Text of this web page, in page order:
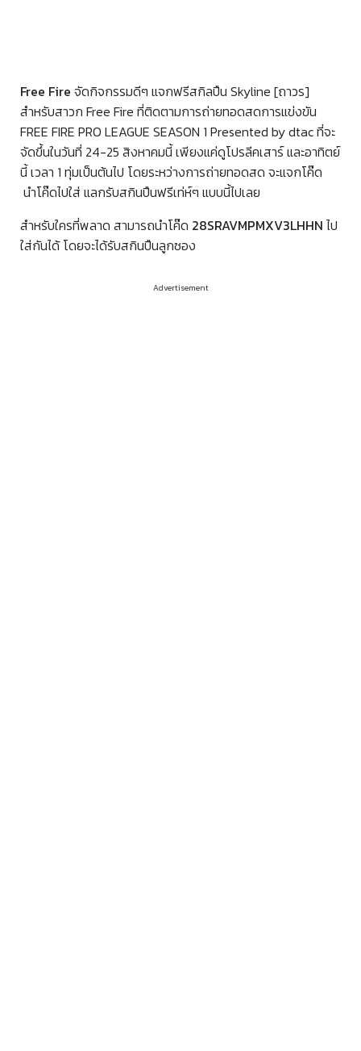
Free Fire จัดกิจกรรมดีๆ แจกฟรีสกิลปืน Skyline [ถาวร]
สำหรับสาวก Free Fire ที่ติดตามการถ่ายทอดสดการแข่งขัน
FREE FIRE PRO LEAGUE SEASON 1 Presented by dtac ที่จะ
จัดขึ้นในวันที่ 24-25 สิงหาคมนี้ เพียงแค่ดูโปรลีคเสาร์ และอาทิตย์
นี้ เวลา 1 ทุ่มเป็นต้นไป โดยระหว่างการถ่ายทอดสด จะแจกโค๊ด
นำโค๊ดไปใส่ แลกรับสกินปืนฟรีเท่ห์ๆ แบบนี้ไปเลย
สำหรับใครที่พลาด สามารถนำโค๊ด 28SRAVMPMXV3LHHN ไป
ใส่กันได้ โดยจะได้รับสกินปืนลูกซอง
Advertisement